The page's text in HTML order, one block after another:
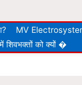
MV
शिवभक्तों को क्यों �